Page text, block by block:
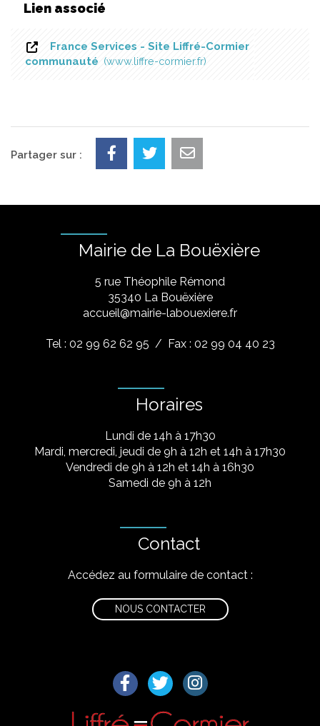
Lien associé
France Services - Site Liffré-Cormier
communauté
www.liffre-cormier.fr
Partager sur :
Mairie de La Bouëxière
5 rue Théophile Rémond
​35340 La Bouëxière
accueil@mairie-labouexiere.fr
Tel : 02 99 62 62 95 / Fax : 02 99 04 40 23
Horaires
Lundi de 14h à 17h30
Mardi, mercredi, jeudi de 9h à 12h et 14h à 17h30
Vendredi de 9h à 12h et 14h à 16h30
Samedi de 9h à 12h
Contact
Accédez au formulaire de contact :
NOUS CONTACTER
Lien vers le compte Facebook
Lien vers le compte Twitter
Lien vers le compte